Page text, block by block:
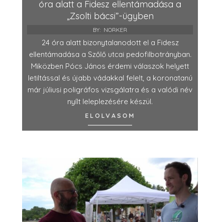
óra alatt a Fidesz ellentámadása a
„Zsolti bácsi”-ügyben
BY: NORKER
24 óra alatt bizonytalanodott el a Fidesz
ellentámadása a Szőlő utcai pedofilbotrányban.
Miközben Pócs János érdemi válaszok helyett
letiltással és újabb vádakkal felelt, a koronatanú
már júliusi poligráfos vizsgálatra és a valódi név
nyílt leleplezésére készül.
ELOLVASOM